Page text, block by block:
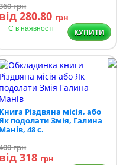
грн
від 280.80 грн
Є в наявності КУПИТИ
Книга Різдвяна місія, або
подолати Змія, Галина
Манів, 48 с.
грн
від 318 грн